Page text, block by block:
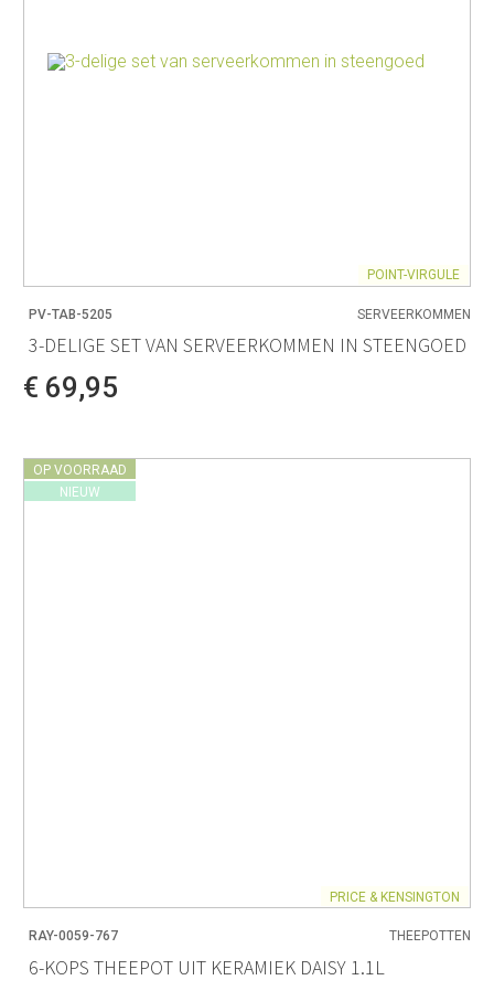
POINT-VIRGULE
PV-TAB-5205 SERVEERKOMMEN
3-DELIGE SET VAN SERVEERKOMMEN IN STEENGOED
€ 69,95
OP VOORRAAD
NIEUW
PRICE & KENSINGTON
RAY-0059-767 THEEPOTTEN
6-KOPS THEEPOT UIT KERAMIEK DAISY 1.1L